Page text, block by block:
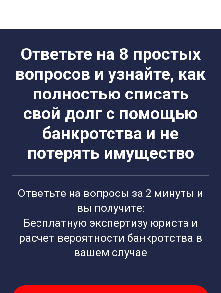
Ответьте на 8 простых
вопросов и узнайте, как
полностью списать
свой долг с помощью
банкротства и не
потерять имущество
Ответьте на вопросы за 2 минуты и
вы получите:
Бесплатную экспертизу юриста и
расчет вероятности банкротства в
вашем случае